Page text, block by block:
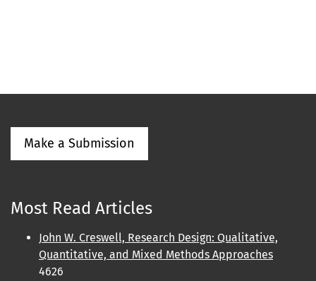
Make a Submission
Most Read Articles
John W. Creswell, Research Design: Qualitative,
Quantitative, and Mixed Methods Approaches
4626